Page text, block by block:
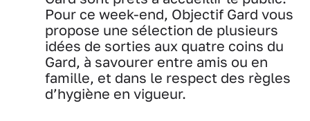
Pour ce week-end, Objectif Gard vous
propose une sélection de plusieurs
idées de sorties aux quatre coins du
Gard, à savourer entre amis ou en
famille, et dans le respect des règles
d’hygiène en vigueur.